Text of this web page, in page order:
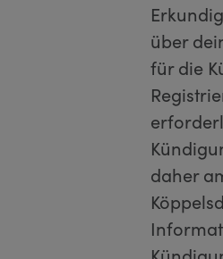
über
für die
daher